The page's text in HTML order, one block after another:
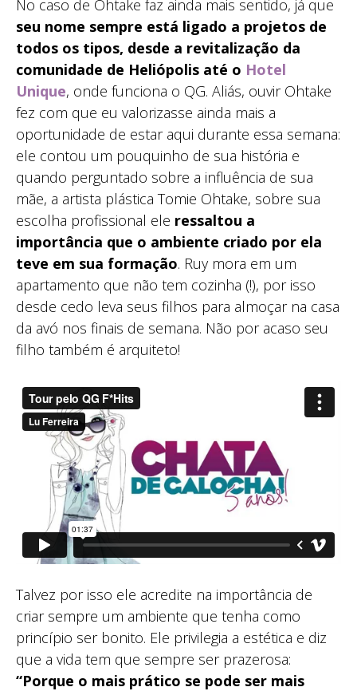
No caso de Ohtake faz ainda mais sentido, já que
seu nome sempre está ligado a projetos de
todos os tipos, desde a revitalização da
comunidade de Heliópolis até o Hotel
Unique, onde funciona o QG. Aliás, ouvir Ohtake
fez com que eu valorizasse ainda mais a
oportunidade de estar aqui durante essa semana:
ele contou um pouquinho de sua história e
quando perguntado sobre a influência de sua
mãe, a artista plástica Tomie Ohtake, sobre sua
escolha profissional ele ressaltou a
importância que o ambiente criado por ela
teve em sua formação. Ruy mora em um
apartamento que não tem cozinha (!), por isso
desde cedo leva seus filhos para almoçar na casa
da avó nos finais de semana. Não por acaso seu
filho também é arquiteto!
Talvez por isso ele acredite na importância de
criar sempre um ambiente que tenha como
princípio ser bonito. Ele privilegia a estética e diz
que a vida tem que sempre ser prazerosa:
“Porque o mais prático se pode ser mais